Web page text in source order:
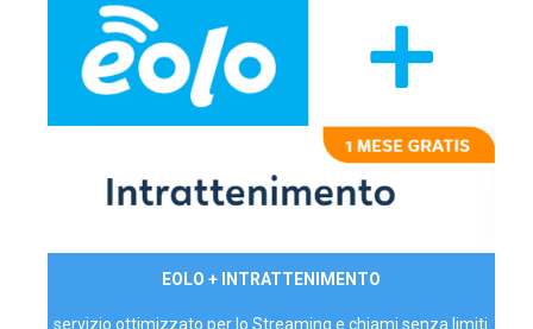
EOLO + INTRATTENIMENTO
servizio ottimizzato per lo Streaming e chiami senza limiti